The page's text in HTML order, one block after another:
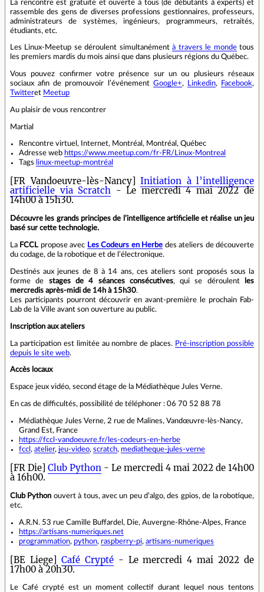
La rencontre est gratuite et ouverte à tous (de débutants à experts) et
rassemble des gens de diverses professions gestionnaires, professeurs,
administrateurs de systèmes, ingénieurs, programmeurs, retraités,
étudiants, etc.
Les Linux-Meetup se déroulent simultanémentà travers le mondetous
les premiers mardis du mois ainsi que dans plusieurs régions du Québec.
Vous pouvez confirmer votre présence sur un ou plusieurs réseaux
sociaux afin de promouvoir l’événement Google+, Linkedin, Facebook,
Twitteret Meetup
Au plaisir de vous rencontrer
Martial
Rencontre virtuel, Internet, Montréal, Montréal, Québec
Adresse web https://www.meetup.com/fr-FR/Linux-Montreal
Tags
linux-meetup-montréal
[FR Vandoeuvre-lès-Nancy] Initiation à l’intelligence
artificielle via Scratch - Le mercredi 4 mai 2022 de
14h00 à 15h30.
Découvre les grands principes de l’intelligence artificielle et réalise un jeu
basé sur cette technologie.
La FCCL propose avec Les Codeurs en Herbe des ateliers de découverte
du codage, de la robotique et de l’électronique.
Destinés aux jeunes de 8 à 14 ans, ces ateliers sont proposés sous la
forme de stages de 4 séances consécutives, qui se déroulent
les
mercredis après-midi de 14h à 15h30.
Les participants pourront découvrir en avant-première le prochain Fab-
Lab de la Ville avant son ouverture au public.
Inscription aux ateliers
La participation est limitée au nombre de places. Pré-inscription possible
depuis le site web.
Accès locaux
Espace jeux vidéo, second étage de la Médiathèque Jules Verne.
En cas de difficultés, possibilité de téléphoner : 06 70 52 88 78
Médiathèque Jules Verne, 2 rue de Malines, Vandœuvre-lès-Nancy,
Grand Est, France
https://fccl-vandoeuvre.fr/les-codeurs-en-herbe
fccl , atelier, jeu-video, scratch, mediatheque-jules-verne
[FR Die] Club Python - Le mercredi 4 mai 2022 de 14h00
à 16h00.
Club Python ouvert à tous, avec un peu d’algo, des gpios, de la robotique,
etc.
A.R.N. 53 rue Camille Buffardel, Die, Auvergne-Rhône-Alpes, France
https://artisans-numeriques.net
programmation, python, raspberry-pi, artisans-numeriques
[BE Liege] Café Crypté- Le mercredi 4 mai 2022 de
17h00 à 20h30.
Le Café crypté est un moment collectif durant lequel nous tentons